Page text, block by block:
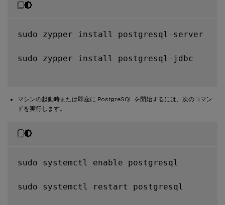
sudo zypper install postgresql - server
sudo zypper install postgresql - jdbc
マシンの起動時または即座に PostgreSQL を開始するには、次のコマン
ドを実行します。
sudo systemctl enable postgresql
sudo systemctl restart postgresql